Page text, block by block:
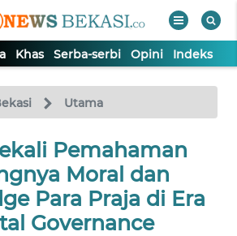
Khas Serba-serbi Opini Indeks
Utama
Pemahaman
Moral dan
Para Praja di Era
Governance